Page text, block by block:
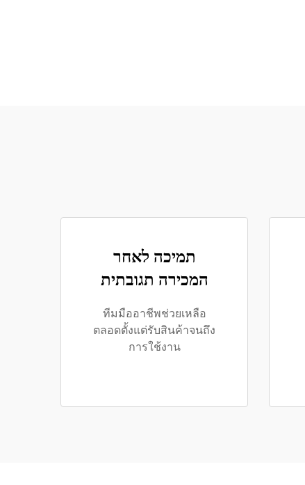
תמיכה לאחר
המכירה תגובתית
ทีมมืออาชีพช่วยเหลือ
ตลอดตั้งแต่รับสินค้าจนถึง
การใช้งาน